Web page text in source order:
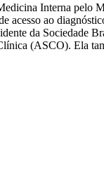
Interna pelo
acesso ao
da Sociedade
(ASCO). Ela